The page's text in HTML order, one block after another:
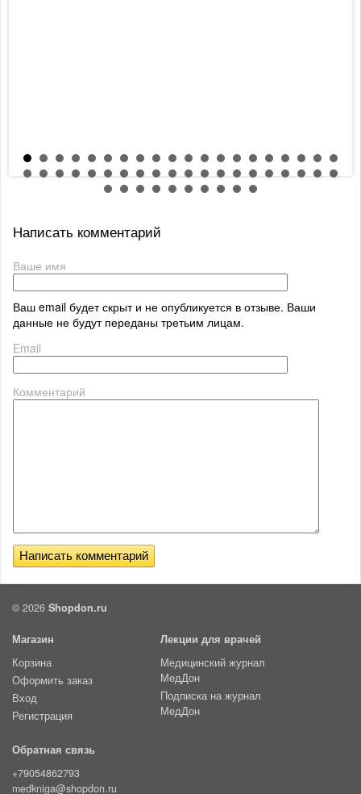
Написать комментарий
Ваше имя
Ваш email будет скрыт и не опубликуется в отзыве. Ваши
данные не будут переданы третьим лицам.
Email
Комментарий
© 2026 Shopdon.ru
Магазин
Корзина
Оформить заказ
Вход
Регистрация
Лекции для врачей
Медицинский журнал
МедДон
Подписка на журнал
МедДон
Обратная связь
+79054862793
medkniga@shopdon.ru